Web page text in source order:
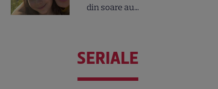
din soare au...
SERIALE